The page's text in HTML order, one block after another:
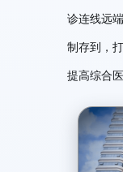
诊连线远
制存到，
提高综合